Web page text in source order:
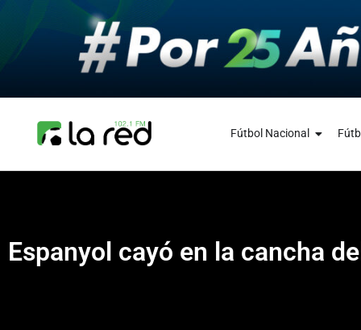
Fútbol Nacional
Espanyol cayó en la cancha